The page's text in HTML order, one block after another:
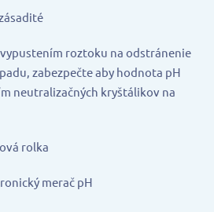
roztoku na odstránenie
zabezpečte aby hodnota pH
neutralizačných kryštálikov na
rolka
merač pH